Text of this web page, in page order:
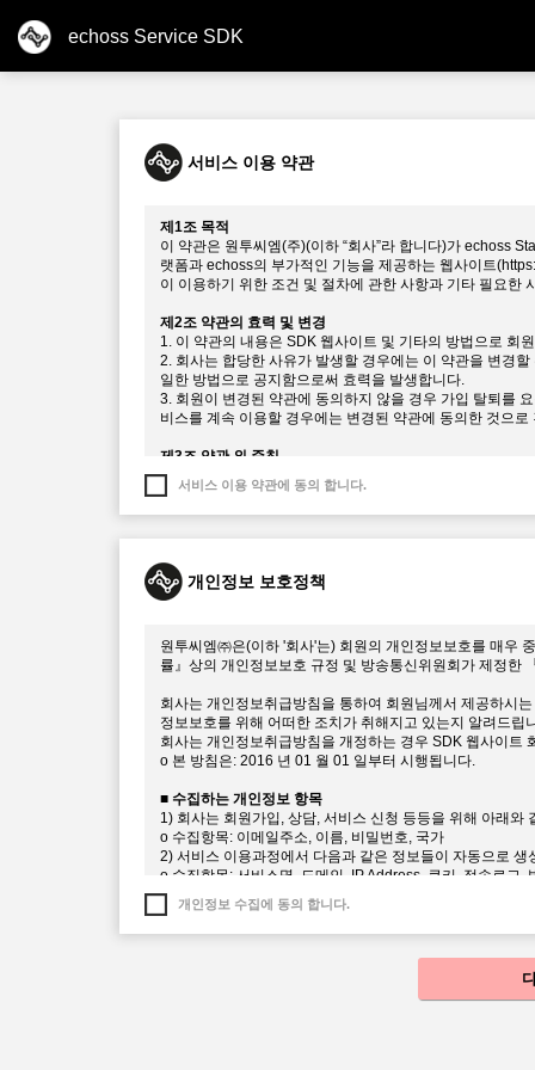
echoss Service SDK
서비스 이용 약관
제1조 목적
이 약관은 원투씨엠(주)(이하 “회사”라 합니다)가 echoss
랫폼과 echoss의 부가적인 기능을 제공하는 웹사이트
이 이용하기 위한 조건 및 절차에 관한 사항과 기타 필요한
제2조 약관의 효력 및 변경
1. 이 약관의 내용은 SDK 웹사이트 및 기타의 방법으로 회
2. 회사는 합당한 사유가 발생할 경우에는 이 약관을 변경
일한 방법으로 공지함으로써 효력을 발생합니다.
3. 회원이 변경된 약관에 동의하지 않을 경우 가입 탈퇴를
비스를 계속 이용할 경우에는 변경된 약관에 동의한 것으로
제3조 약관 외 준칙
1. 본 약관의 공지 및 변경사항은 “SDK 웹사이트”를 통해
2. 본 약관에 명시되지 않은 사항은 전기통신사업법 및 기
1. “서비스”라 함은 echoss Platform API 등의 회원의 모바
해 제공하는 모든 서비스를 의미합니다.
제5조 회원가입 및 계정관리에 대한 의무
됩니다.
2. 회원은 SDK 웹사이트를 통해 언제든지 본인의 정보를
3. 회원은 회원가입시 등록한 정보가 변경되었을 경우
사에 변경사항을 알려야 합니다. 변경사항을 회사에 알리
4. 회원의 SDK 웹사이트 계정에 대한 관리책임은 회원에
5. 회원은 계정이 도용되거나 제3자가 사용하고 있음을 인
야 합니다.
6. 전항의 경우에 해당 회원이 회사에 그 사실을 통지하지
이익에 대하여 회사는 책임을 부담하지 않습니다.
제6조 서비스 등록 및 권한 신청의 승낙
1. 회원이 SDK 웹사이트를 통해 서비스를 개발하기 위해
2. 애플리케이션 개발에 필요한 일부 API는 권한신청을 회
3. 권한 신청에 대하여 회사가 이용 승낙함을 원칙으로 합
서비스 이용 약관에 동의 합니다.
개인정보 보호정책
원투씨엠㈜은(이하 '회사'는) 회원의 개인정보보호를 매우
률』상의 개인정보보호 규정 및 방송통신위원회가 제정한
회사는 개인정보취급방침을 통하여 회원님께서 제공하시
정보보호를 위해 어떠한 조치가 취해지고 있는지 알려드립
회사는 개인정보취급방침을 개정하는 경우 SDK 웹사이트
ο 본 방침은: 2016 년 01 월 01 일부터 시행됩니다.
■ 수집하는 개인정보 항목
1) 회사는 회원가입, 상담, 서비스 신청 등등을 위해 아래와
ο 수집항목: 이메일주소, 이름, 비밀번호, 국가
2) 서비스 이용과정에서 다음과 같은 정보들이 자동으로
ο 수집항목: 서비스명, 도메인, IP Address, 쿠키, 접속로그,
3) 회사는 다음과 같은 방법으로 개인정보를 수집합니다.
ο 개인정보 수집방법 : echoss Service SDK 웹사이트
회사는 수집한 개인정보를 다음의 목적을 위해 활용합니다.
ο 서비스 제공에 대한 계약 이행 및 서비스 이용 컨텐츠 제
개인정보 수집에 동의 합니다.